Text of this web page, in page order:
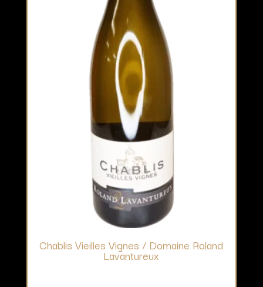
Chablis Vieilles Vignes / Domaine Roland
Lavantureux